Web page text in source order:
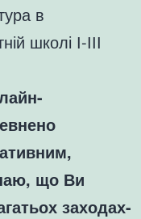
в
школі І-ІІІ
що Ви
заходах-